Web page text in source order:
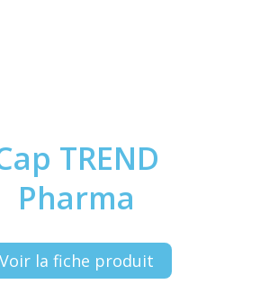
TREND
Pharma
Voir la fiche produit